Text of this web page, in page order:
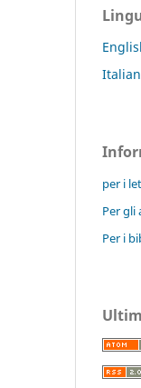
per i
Per gli
Per i